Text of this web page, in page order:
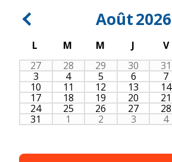
Août2026
L M M J V
27
28 29 30 31
3
4 5 6 7
10
11 12 13 14
17
18 19 20 21
24
25 26 27 28
31
1 2 3 4